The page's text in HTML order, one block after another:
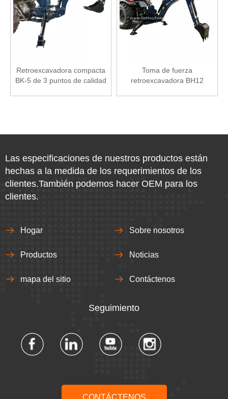
Retroexcavadora compacta
BK-5 de 3 puntos de calidad
Toma de fuerza
retroexcavadora BH12
Las especificaciones de nuestros productos están
hechas a la medida de los requerimientos de los
clientes.También podemos hacer OEM para los
clientes.
Hogar Sobre nosotros
Productos Noticias
mapa del sitio Contáctenos
Seguimiento​​​​​​​
CONTÁCTENOS